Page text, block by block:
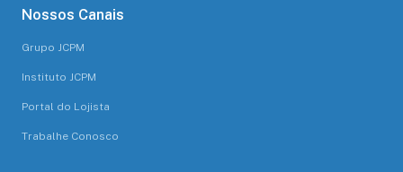
Nossos Canais
Grupo JCPM
Instituto JCPM
Portal do Lojista
Trabalhe Conosco